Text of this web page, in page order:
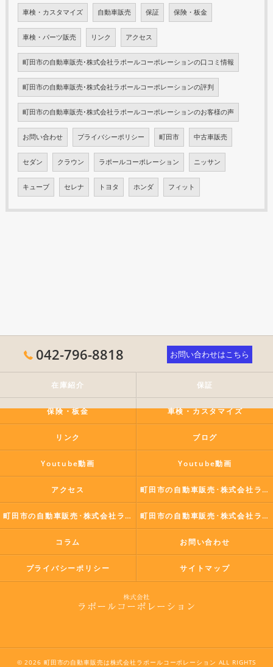
車検・カスタマイズ 自動車販売 保証 保険・板金
車検・パーツ販売 リンク アクセス
町田市の自動車販売･株式会社ラポールコーポレーションの口コミ情報
町田市の自動車販売･株式会社ラポールコーポレーションの評判
町田市の自動車販売･株式会社ラポールコーポレーションのお客様の声
お問い合わせ プライバシーポリシー 町田市 中古車販売
セダン クラウン ラポールコーポレーション ニッサン
キューブ セレナ トヨタ ホンダ フィット
042-796-8818 お問い合わせはこちら
在庫紹介 保証
保険・板金 車検・カスタマイズ
リンク ブログ
Youtube動画 Youtube動画
アクセス 町田市の自動車販売･株式会社ラポールコーポレーションの口コミ情報
町田市の自動車販売･株式会社ラポールコーポレーションの評判 町田市の自動車販売･株式会社ラポールコーポレーションのお客様の声
コラム お問い合わせ
プライバシーポリシー サイトマップ
© 2026 町田市の自動車販売は株式会社ラポールコーポレーション ALL RIGHTS